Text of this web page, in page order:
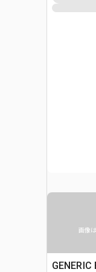
画像